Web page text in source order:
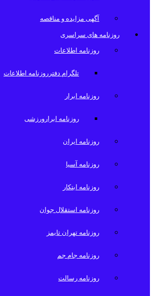
آگهی مزایده و مناقصه
روزنامه های سراسری
روزنامه اطلاعات
تلگرام دفترروزنامه اطلاعات
روزنامه ابرار
روزنامه ابرارورزشی
روزنامه ایران
روزنامه آسیا
روزنامه ابتکار
روزنامه استقلال جوان
روزنامه تهران تایمز
روزنامه جام جم
روزنامه رسالت